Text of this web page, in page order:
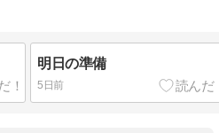
明日の準備
5日前